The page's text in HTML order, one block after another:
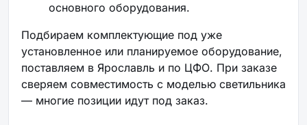
основного оборудования.
Подбираем комплектующие под уже
установленное или планируемое оборудование,
поставляем в Ярославль и по ЦФО. При заказе
сверяем совместимость с моделью светильника
— многие позиции идут под заказ.